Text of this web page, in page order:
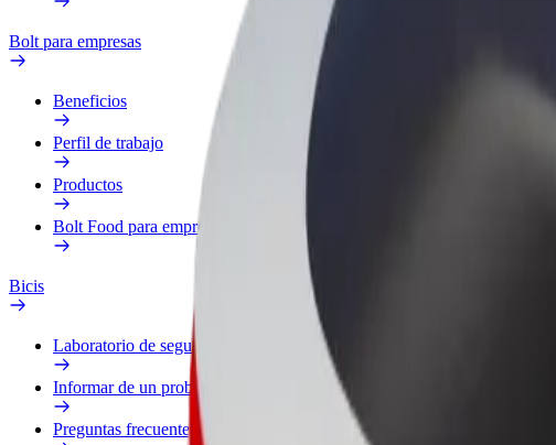
Bolt para empresas
Beneficios
Perfil de trabajo
Productos
Bolt Food para empresas
Bicis
Laboratorio de seguridad
Informar de un problema
Preguntas frecuentes